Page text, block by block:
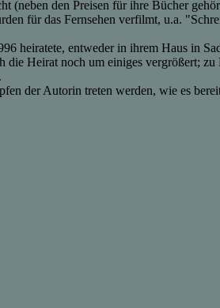
(neben den Preisen für ihre Bücher
für das Fernsehen verfilmt, u.a.
heiratete, entweder in ihrem Haus in
die Heirat noch um einiges vergrößert;
der Autorin treten werden, wie es